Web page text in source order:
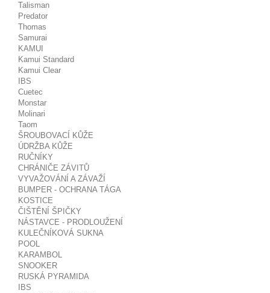
Talisman
Predator
Thomas
Samurai
KAMUI
Kamui Standard
Kamui Clear
IBS
Cuetec
Monstar
Molinari
Taom
ŠROUBOVACÍ KŮŽE
ÚDRŽBA KŮŽE
RUČNÍKY
CHRÁNIČE ZÁVITŮ
VYVAŽOVÁNÍ A ZÁVAŽÍ
BUMPER - OCHRANA TÁGA
KOSTICE
ČIŠTĚNÍ ŠPIČKY
NÁSTAVCE - PRODLOUŽENÍ
KULEČNÍKOVÁ SUKNA
POOL
KARAMBOL
SNOOKER
RUSKÁ PYRAMIDA
IBS